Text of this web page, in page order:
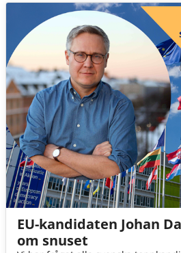
EU-kandidaten Johan
om snuset